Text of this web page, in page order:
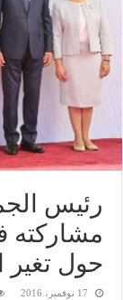
رئيس
مشاركته
حول تغير
17 نوفمبر، 2016